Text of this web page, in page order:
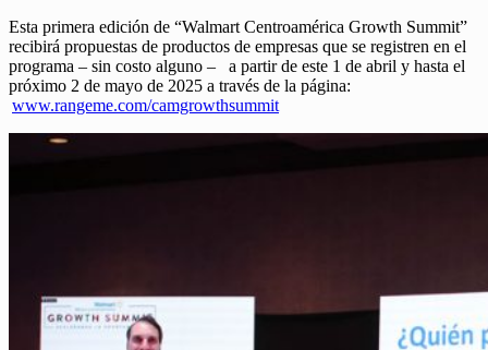
Esta primera edición de “Walmart Centroamérica Growth Summit”
recibirá propuestas de productos de empresas que se registren en el
programa – sin costo alguno – a partir de este 1 de abril y hasta el
próximo 2 de mayo de 2025 a través de la página:
www.rangeme.com/camgrowthsummit